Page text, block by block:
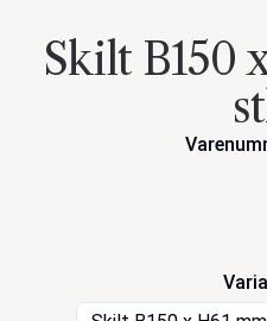
Skilt B150